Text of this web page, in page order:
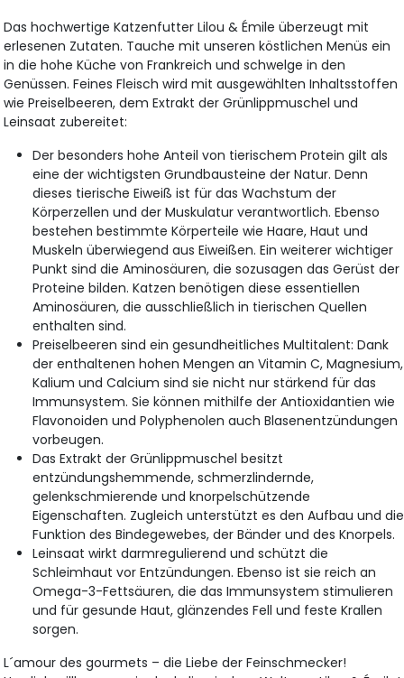
Das hochwertige Katzenfutter Lilou & Émile überzeugt mit
erlesenen Zutaten. Tauche mit unseren köstlichen Menüs ein
in die hohe Küche von Frankreich und schwelge in den
Genüssen. Feines Fleisch wird mit ausgewählten Inhaltsstoffen
wie Preiselbeeren, dem Extrakt der Grünlippmuschel und
Leinsaat zubereitet:
Der besonders hohe Anteil von tierischem Protein gilt als
eine der wichtigsten Grundbausteine der Natur. Denn
dieses tierische Eiweiß ist für das Wachstum der
Körperzellen und der Muskulatur verantwortlich. Ebenso
bestehen bestimmte Körperteile wie Haare, Haut und
Muskeln überwiegend aus Eiweißen. Ein weiterer wichtiger
Punkt sind die Aminosäuren, die sozusagen das Gerüst der
Proteine bilden. Katzen benötigen diese essentiellen
Aminosäuren, die ausschließlich in tierischen Quellen
enthalten sind.
Preiselbeeren sind ein gesundheitliches Multitalent: Dank
der enthaltenen hohen Mengen an Vitamin C, Magnesium,
Kalium und Calcium sind sie nicht nur stärkend für das
Immunsystem. Sie können mithilfe der Antioxidantien wie
Flavonoiden und Polyphenolen auch Blasenentzündungen
vorbeugen.
Das Extrakt der Grünlippmuschel besitzt
entzündungshemmende, schmerzlindernde,
gelenkschmierende und knorpelschützende
Eigenschaften. Zugleich unterstützt es den Aufbau und die
Funktion des Bindegewebes, der Bänder und des Knorpels.
Leinsaat wirkt darmregulierend und schützt die
Schleimhaut vor Entzündungen. Ebenso ist sie reich an
Omega-3-Fettsäuren, die das Immunsystem stimulieren
und für gesunde Haut, glänzendes Fell und feste Krallen
sorgen.
L´amour des gourmets – die Liebe der Feinschmecker!